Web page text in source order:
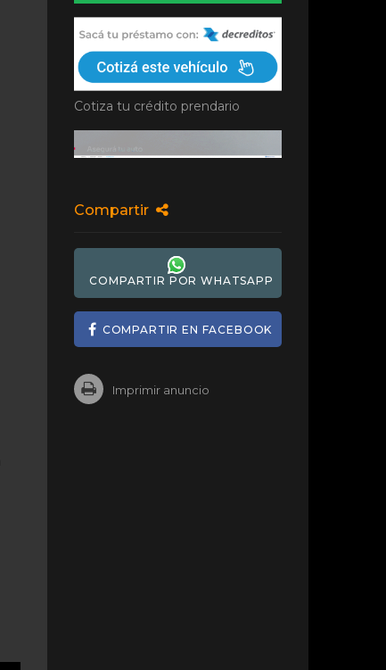
Cotiza tu crédito prendario
Compartir
COMPARTIR POR WHATSAPP
COMPARTIR EN FACEBOOK
Imprimir anuncio